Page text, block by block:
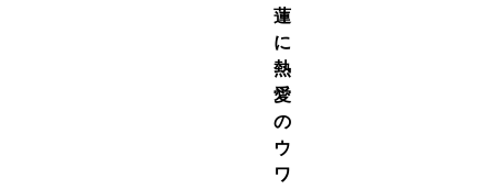
蓮
に
熱
愛
の
ウ
ワ